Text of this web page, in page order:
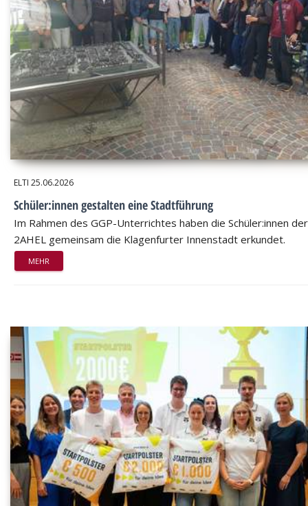
ELTI 25.06.2026
Schüler:innen gestalten eine Stadtführung
Im Rahmen des GGP-Unterrichtes haben die Schüler:innen der
2AHEL gemeinsam die Klagenfurter Innenstadt erkundet.
MEHR